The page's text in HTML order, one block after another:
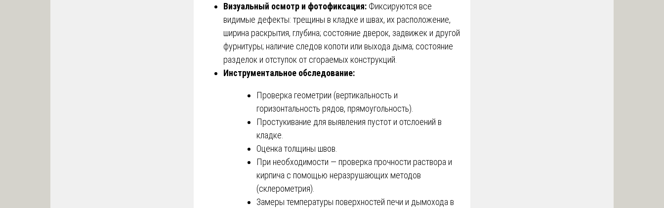
Визуальный осмотр и фотофиксация: Фиксируются все
видимые дефекты: трещины в кладке и швах, их расположение,
ширина раскрытия, глубина; состояние дверок, задвижек и другой
фурнитуры; наличие следов копоти или выхода дыма; состояние
разделок и отступок от сгораемых конструкций.
Инструментальное обследование:
Проверка геометрии (вертикальность и
горизонтальность рядов, прямоугольность).
Простукивание для выявления пустот и отслоений в
кладке.
Оценка толщины швов.
При необходимости — проверка прочности раствора и
кирпича с помощью неразрушающих методов
(склерометрия).
Замеры температуры поверхностей печи и дымохода в